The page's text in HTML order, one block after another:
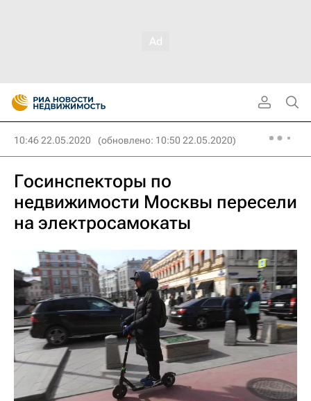
10:46 22.05.2020 (обновлено: 10:50 22.05.2020)
Госинспекторы по
недвижимости Москвы пересели
на электросамокаты